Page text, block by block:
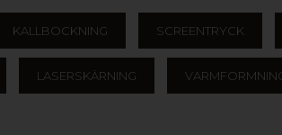
KALLBOCKNING SCREENTRYCK
LASERSKÄRNING